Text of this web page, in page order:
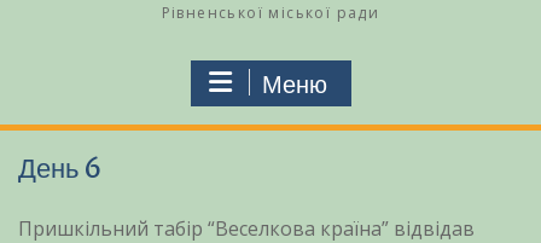
Рівненської міської ради
Меню
День 6
Пришкільний табір “Веселкова країна” відвідав